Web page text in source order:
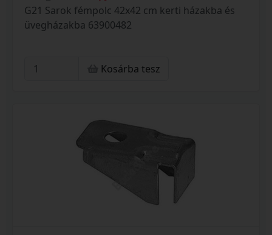
G21 Sarok fémpolc 42x42 cm kerti házakba és
üvegházakba 63900482
Kosárba tesz